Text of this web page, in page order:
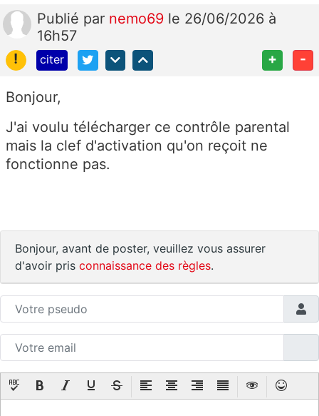
Publié par nemo69 le 26/06/2026 à
16h57
!
citer + -
Bonjour,
J'ai voulu télécharger ce contrôle parental
mais la clef d'activation qu'on reçoit ne
fonctionne pas.
Bonjour, avant de poster, veuillez vous assurer
d'avoir pris connaissance des règles.